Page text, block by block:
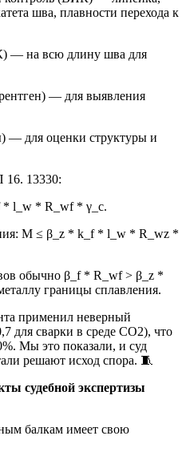
шва, плавности перехода к
— на всю длину шва для
— для выявления
— для оценки структуры и
16. 13330:
l_w * R_wf * γ_c.
M ≤ β_z * k_f * l_w * R_wz *
обычно β_f * R_wf > β_z *
границы сплавления.
применил неверный
для сварки в среде СО2), что
Мы это показали, и суд
решают исход спора. 🧵
судебной экспертизы
балкам имеет свою